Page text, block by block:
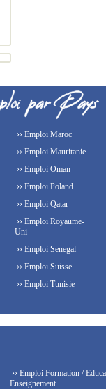
›› Emploi Maroc
›› Emploi Mauritanie
›› Emploi Oman
›› Emploi Poland
›› Emploi Qatar
›› Emploi Royaume-
Uni
›› Emploi Senegal
›› Emploi Suisse
›› Emploi Tunisie
›› Emploi Formation /
Enseignement